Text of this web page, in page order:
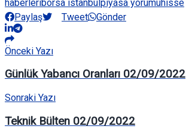
haberleriborsa istanbulpiyasa yorumuhisse
Paylaş
Tweet Gönder
Önceki Yazı
Günlük Yabancı Oranları 02/09/2022
Sonraki Yazı
Teknik Bülten 02/09/2022